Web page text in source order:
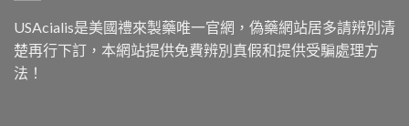
USAcialis是美國禮來製藥唯一官網，偽藥網站居多請辨別清
楚再行下訂，本網站提供免費辨別真假和提供受騙處理方
法！